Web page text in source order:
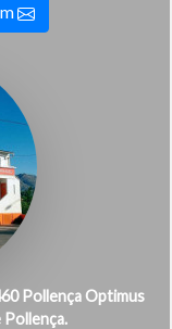
Pollença Optimus